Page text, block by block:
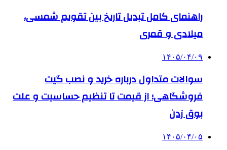
راهنمای کامل تبدیل تاریخ بین تقویم شمسی،
میلادی و قمری
۱۴۰۵/۰۴/۰۹
سوالات متداول درباره خرید و نصب گیت
فروشگاهی؛ از قیمت تا تنظیم حساسیت و علت
بوق زدن
۱۴۰۵/۰۴/۰۵